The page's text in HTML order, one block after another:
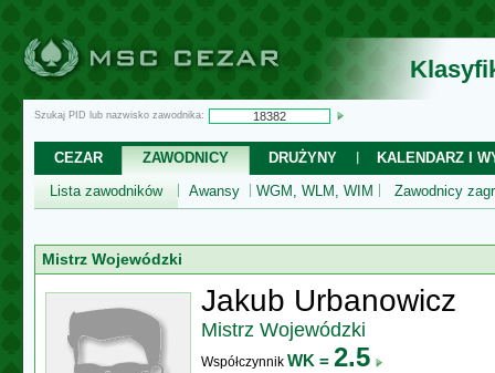
Szukaj PID lub nazwisko zawodnika:
CEZAR ZAWODNICY DRUŻYNY
KALENDARZ I
Lista zawodników
Awansy WGM, WLM, WIM Zawodnicy
Mistrz Wojewódzki
Jakub Urbanowicz
Mistrz Wojewódzki
Współczynnik WK = 2.5